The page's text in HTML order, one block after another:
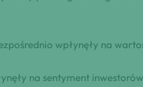
wpłynęły na
na sentyment